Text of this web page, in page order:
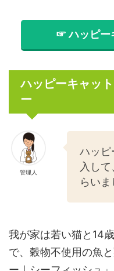
☞ ハッピー
ハッピーキャッ
ー
管理人
ハッピ
入し
らいま
我が家は若い猫と14
で、穀物不使用の魚